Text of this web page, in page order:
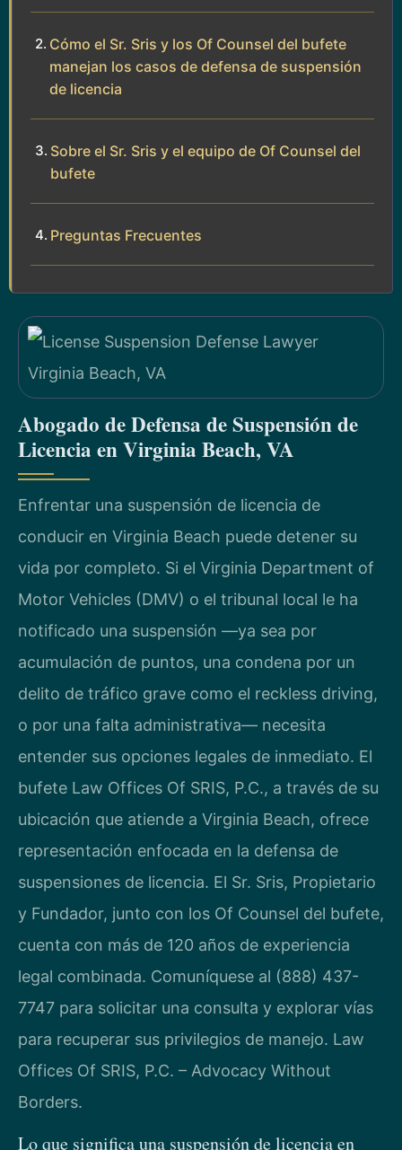
Cómo el Sr. Sris y los Of Counsel del bufete
manejan los casos de defensa de suspensión
de licencia
Sobre el Sr. Sris y el equipo de Of Counsel del
bufete
Preguntas Frecuentes
Abogado de Defensa de Suspensión de
Licencia en Virginia Beach, VA
Enfrentar una suspensión de licencia de
conducir en Virginia Beach puede detener su
vida por completo. Si el Virginia Department of
Motor Vehicles (DMV) o el tribunal local le ha
notificado una suspensión —ya sea por
acumulación de puntos, una condena por un
delito de tráfico grave como el reckless driving,
o por una falta administrativa— necesita
entender sus opciones legales de inmediato. El
bufete Law Offices Of SRIS, P.C., a través de su
ubicación que atiende a Virginia Beach, ofrece
representación enfocada en la defensa de
suspensiones de licencia. El Sr. Sris, Propietario
y Fundador, junto con los Of Counsel del bufete,
cuenta con más de 120 años de experiencia
legal combinada. Comuníquese al (888) 437-
7747 para solicitar una consulta y explorar vías
para recuperar sus privilegios de manejo. Law
Offices Of SRIS, P.C. – Advocacy Without
Borders.
Lo que significa una suspensión de licencia en